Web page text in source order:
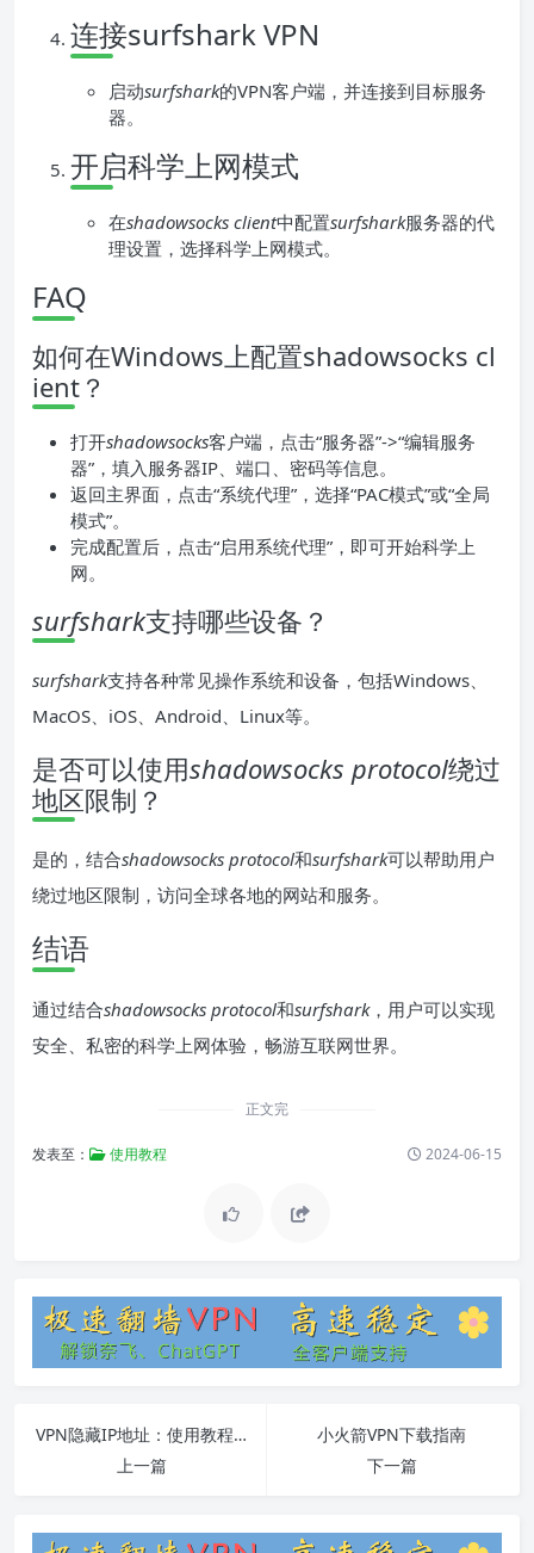
连接surfshark VPN
启动surfshark的VPN客户端，并连接到目标服务
器。
开启科学上网模式
在shadowsocks client中配置surfshark服务器的代
理设置，选择科学上网模式。
FAQ
如何在Windows上配置shadowsocks cl
ient？
打开shadowsocks客户端，点击“服务器”->“编辑服务
器”，填入服务器IP、端口、密码等信息。
返回主界面，点击“系统代理”，选择“PAC模式”或“全局
模式”。
完成配置后，点击“启用系统代理”，即可开始科学上
网。
surfshark支持哪些设备？
surfshark支持各种常见操作系统和设备，包括Windows、
MacOS、iOS、Android、Linux等。
是否可以使用shadowsocks protocol绕过
地区限制？
是的，结合shadowsocks protocol和surfshark可以帮助用户
绕过地区限制，访问全球各地的网站和服务。
结语
通过结合shadowsocks protocol和surfshark，用户可以实现
安全、私密的科学上网体验，畅游互联网世界。
正文完
发表至： 使用教程 2024-06-15
VPN隐藏IP地址：使用教程和常见问题
上一篇
小火箭VPN下载指南
下一篇